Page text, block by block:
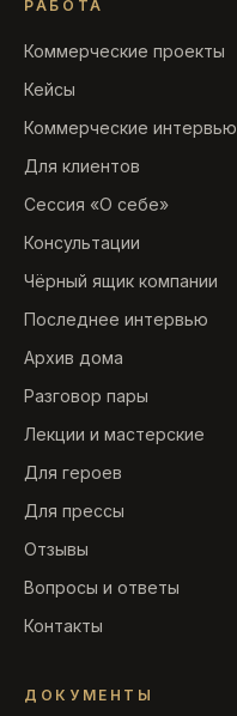
РАБОТА
Коммерческие проекты
Кейсы
Коммерческие интервью
Для клиентов
Сессия «О себе»
Консультации
Чёрный ящик компании
Последнее интервью
Архив дома
Разговор пары
Лекции и мастерские
Для героев
Для прессы
Отзывы
Вопросы и ответы
Контакты
ДОКУМЕНТЫ